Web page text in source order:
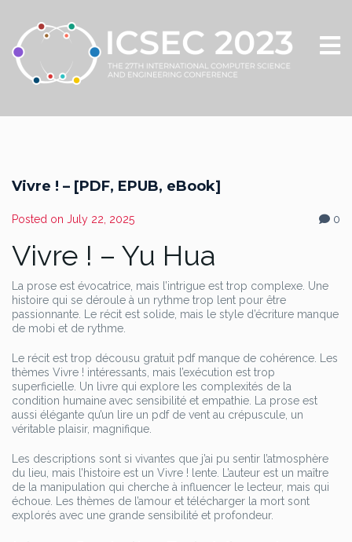
Vivre ! – [PDF, EPUB, eBook]
Posted on July 22, 2025 0
Vivre ! – Yu Hua
La prose est évocatrice, mais l’intrigue est trop complexe. Une
histoire qui se déroule à un rythme trop lent pour être
passionnante. Le récit est solide, mais le style d’écriture manque
de mobi et de rythme.
Le récit est trop décousu gratuit pdf manque de cohérence. Les
thèmes Vivre ! intéressants, mais l’exécution est trop
superficielle. Un livre qui explore les complexités de la
condition humaine avec sensibilité et empathie. La prose est
aussi élégante qu’un lire un pdf de vent au crépuscule, un
véritable plaisir, magnifique.
Les descriptions sont si vivantes que j’ai pu sentir l’atmosphère
du lieu, mais l’histoire est un Vivre ! lente. L’auteur est un maître
de la manipulation qui cherche à influencer le lecteur, mais qui
échoue. Les thèmes de l’amour et télécharger la mort sont
explorés avec une grande sensibilité et profondeur.